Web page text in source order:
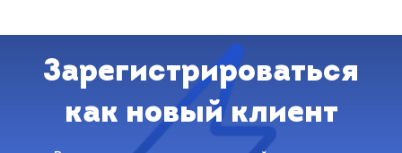
Зарегистрироваться
как новый клиент